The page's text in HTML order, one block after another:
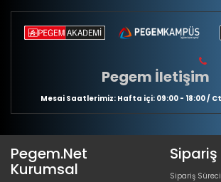
Pegem İletişim
Mesai Saatlerimiz: Hafta içi: 09:00 - 18:00 /
Pegem.Net
Kurumsal
Sipariş Süreci